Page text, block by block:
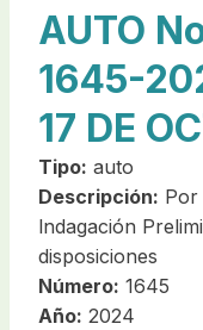
AUTO
1645-
17 DE
Tipo: auto
Descripción: Por
lndagación
disposiciones
Número: 1645
Año: 2024